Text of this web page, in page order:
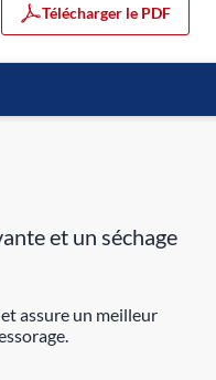
Télécharger le PDF
et un séchage
assure un meilleur